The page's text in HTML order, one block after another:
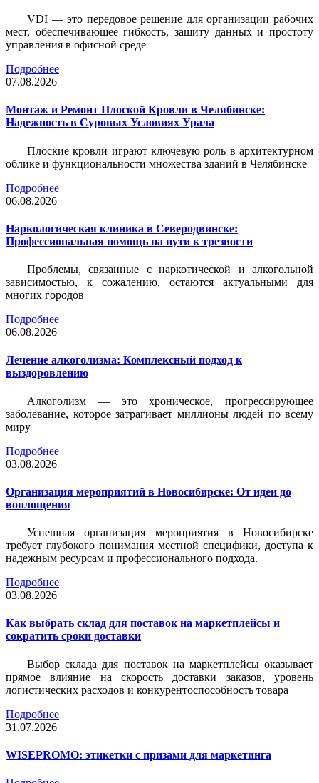
VDI — это передовое решение для организации рабочих
мест, обеспечивающее гибкость, защиту данных и простоту
управления в офисной среде
Подробнее
07.08.2026
Монтаж и Ремонт Плоской Кровли в Челябинске:
Надежность в Суровых Условиях Урала
Плоские кровли играют ключевую роль в архитектурном
облике и функциональности множества зданий в Челябинске
Подробнее
06.08.2026
Наркологическая клиника в Северодвинске:
Профессиональная помощь на пути к трезвости
Проблемы, связанные с наркотической и алкогольной
зависимостью, к сожалению, остаются актуальными для
многих городов
Подробнее
06.08.2026
Лечение алкоголизма: Комплексный подход к
выздоровлению
Алкоголизм — это хроническое, прогрессирующее
заболевание, которое затрагивает миллионы людей по всему
миру
Подробнее
03.08.2026
Организация мероприятий в Новосибирске: От идеи до
воплощения
Успешная организация мероприятия в Новосибирске
требует глубокого понимания местной специфики, доступа к
надежным ресурсам и профессионального подхода.
Подробнее
03.08.2026
Как выбрать склад для поставок на маркетплейсы и
сократить сроки доставки
Выбор склада для поставок на маркетплейсы оказывает
прямое влияние на скорость доставки заказов, уровень
логистических расходов и конкурентоспособность товара
Подробнее
31.07.2026
WISEPROMO: этикетки с призами для маркетинга